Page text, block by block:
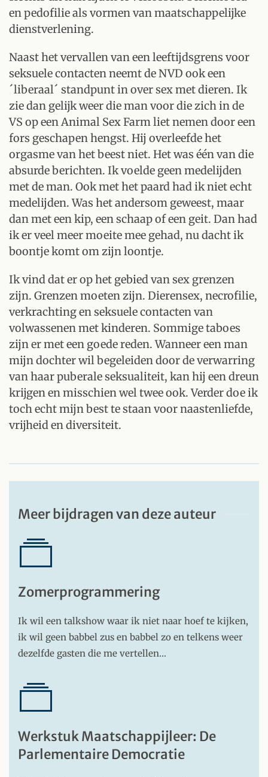
en pedofilie als vormen van maatschappelijke
dienstverlening.
Naast het vervallen van een leeftijdsgrens voor
seksuele contacten neemt de NVD ook een
´liberaal´ standpunt in over sex met dieren. Ik
zie dan gelijk weer die man voor die zich in de
VS op een Animal Sex Farm liet nemen door een
fors geschapen hengst. Hij overleefde het
orgasme van het beest niet. Het was één van die
absurde berichten. Ik voelde geen medelijden
met de man. Ook met het paard had ik niet echt
medelijden. Was het andersom geweest, maar
dan met een kip, een schaap of een geit. Dan had
ik er veel meer moeite mee gehad, nu dacht ik
boontje komt om zijn loontje.
Ik vind dat er op het gebied van sex grenzen
zijn. Grenzen moeten zijn. Dierensex, necrofilie,
verkrachting en seksuele contacten van
volwassenen met kinderen. Sommige taboes
zijn er met een goede reden. Wanneer een man
mijn dochter wil begeleiden door de verwarring
van haar puberale seksualiteit, kan hij een dreun
krijgen en misschien wel twee ook. Verder doe ik
toch echt mijn best te staan voor naastenliefde,
vrijheid en diversiteit.
Meer bijdragen van deze auteur
Zomerprogrammering
Ik wil een talkshow waar ik niet naar hoef te kijken,
ik wil geen babbel zus en babbel zo en telkens weer
dezelfde gasten die me vertellen…
Werkstuk Maatschappijleer: De
Parlementaire Democratie